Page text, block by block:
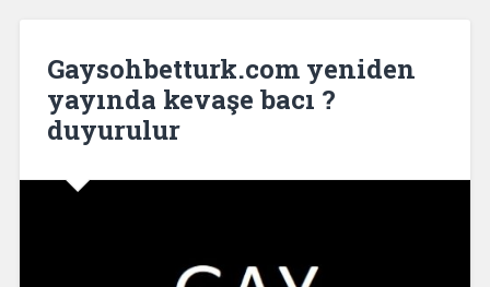
Gaysohbetturk.com yeniden
yayında kevaşe bacı ?
duyurulur